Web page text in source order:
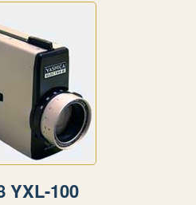
YXL-100